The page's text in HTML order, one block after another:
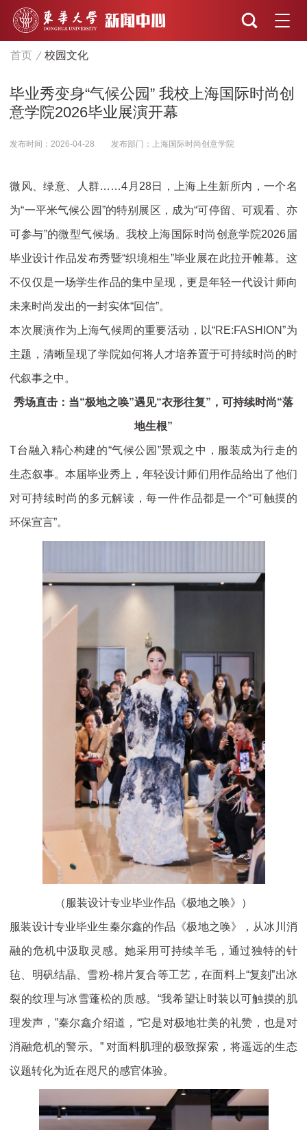
首页 校园文化
毕业秀变身“气候公园” 我校上海国际时尚创
意学院2026毕业展演开幕
发布时间：2026-04-28 发布部门：上海国际时尚创意学院
微风、绿意、人群……4月28日，上海上生新所内，一个名
为“一平米气候公园”的特别展区，成为“可停留、可观看、亦
可参与”的微型气候场。我校上海国际时尚创意学院2026届
毕业设计作品发布秀暨“织境相生”毕业展在此拉开帷幕。这
不仅仅是一场学生作品的集中呈现，更是年轻一代设计师向
未来时尚发出的一封实体“回信”。
本次展演作为上海气候周的重要活动，以“RE:FASHION”为
主题，清晰呈现了学院如何将人才培养置于可持续时尚的时
代叙事之中。
秀场直击：当“极地之唤”遇见“衣形往复”，可持续时尚“落
地生根”
T台融入精心构建的“气候公园”景观之中，服装成为行走的
生态叙事。本届毕业秀上，年轻设计师们用作品给出了他们
对可持续时尚的多元解读，每一件作品都是一个“可触摸的
环保宣言”。
（服装设计专业毕业作品《极地之唤》）
服装设计专业毕业生秦尔鑫的作品《极地之唤》，从冰川消
融的危机中汲取灵感。她采用可持续羊毛，通过独特的针
毡、明矾结晶、雪粉-棉片复合等工艺，在面料上“复刻”出冰
裂的纹理与冰雪蓬松的质感。“我希望让时装以可触摸的肌
理发声，”秦尔鑫介绍道，“它是对极地壮美的礼赞，也是对
消融危机的警示。” 对面料肌理的极致探索，将遥远的生态
议题转化为近在咫尺的感官体验。